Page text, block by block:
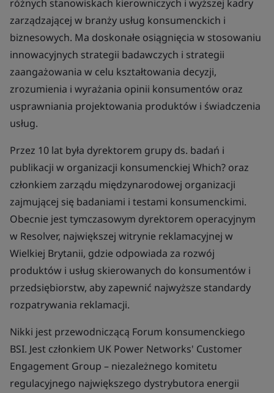
różnych stanowiskach kierowniczych i wyższej kadry
zarządzającej w branży usług konsumenckich i
biznesowych. Ma doskonałe osiągnięcia w stosowaniu
innowacyjnych strategii badawczych i strategii
zaangażowania w celu kształtowania decyzji,
zrozumienia i wyrażania opinii konsumentów oraz
usprawniania projektowania produktów i świadczenia
usług.
Przez 10 lat była dyrektorem grupy ds. badań i
publikacji w organizacji konsumenckiej Which? oraz
członkiem zarządu międzynarodowej organizacji
zajmującej się badaniami i testami konsumenckimi.
Obecnie jest tymczasowym dyrektorem operacyjnym
w Resolver, największej witrynie reklamacyjnej w
Wielkiej Brytanii, gdzie odpowiada za rozwój
produktów i usług skierowanych do konsumentów i
przedsiębiorstw, aby zapewnić najwyższe standardy
rozpatrywania reklamacji.
Nikki jest przewodniczącą Forum konsumenckiego
BSI. Jest członkiem UK Power Networks' Customer
Engagement Group – niezależnego komitetu
regulacyjnego największego dystrybutora energii